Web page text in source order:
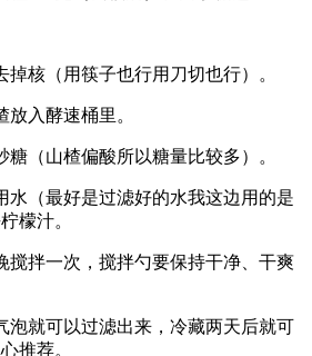
核（用筷子也行用刀切也行）。
入酵速桶里。
（山楂偏酸所以糖量比较多）。
（最好是过滤好的水我这边用的是
檬汁。
拌一次，搅拌勺要保持干净、干爽
就可以过滤出来，冷藏两天后就可
推荐。